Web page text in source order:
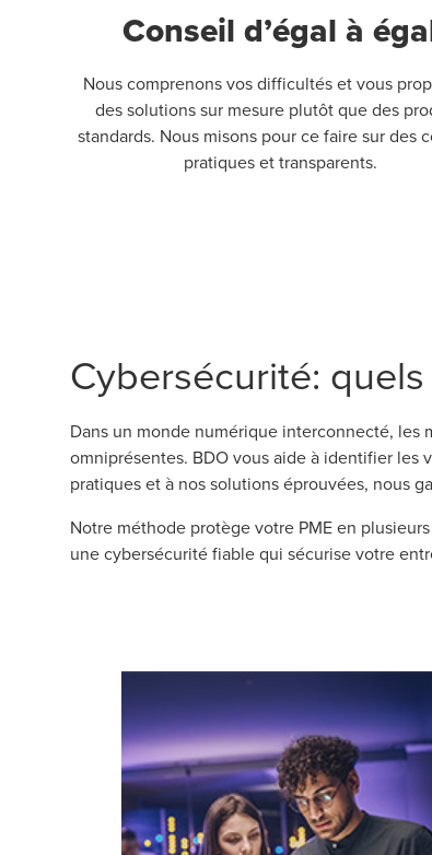
Conseil d’égal à
Nous comprenons vos difficultés et vous
des solutions sur mesure plutôt que des
standards. Nous misons pour ce faire sur des
pratiques et transparents.
Cybersécurité:
Dans un monde numérique interconnecté, les
omniprésentes. BDO vous aide à identifier les
pratiques et à nos solutions éprouvées, nous
Notre méthode protège votre PME en
une cybersécurité fiable qui sécurise votre